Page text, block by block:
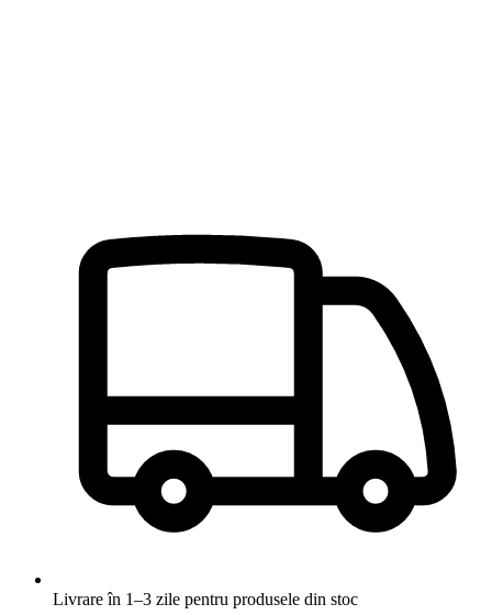
Livrare în 1–3 zile pentru produsele din stoc